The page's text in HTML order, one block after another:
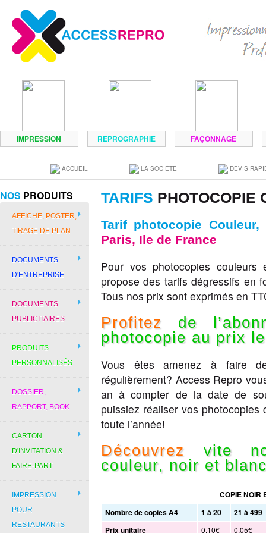
IMPRESSION REPROGRAPHIE FAÇONNAGE
ACCUEIL LA SOCIÉTÉ DEVIS
NOS PRODUITS
AFFICHE, POSTER,
TIRAGE DE PLAN
DOCUMENTS
D'ENTREPRISE
DOCUMENTS
PUBLICITAIRES
PRODUITS
PERSONNALISÉS
DOSSIER,
RAPPORT, BOOK
CARTON
D'INVITATION &
FAIRE-PART
IMPRESSION
POUR
RESTAURANTS
TARIFS PHOTOCOPIE
Tarif photocopie Couleur,
Paris, Ile de France
Pour vos photocopies
propose des tarifs dégressifs en
Tous nos prix sont exprimés en
Profitez de
photocopie au prix
Vous êtes amenez à faire
régulièrement? Access Repro
an à compter de la date de
puissiez réaliser vos
toute l’année!
Découvrez vite
couleur, noir et
COPIE NOIR
Nombre de copies A4
1 à 20
21 à 499
Prix unitaire
0.10€ 0.05€